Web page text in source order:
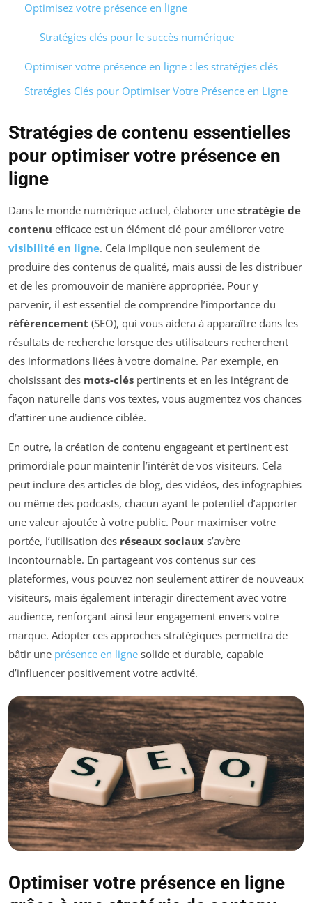
Optimisez votre présence en ligne
Stratégies clés pour le succès numérique
Optimiser votre présence en ligne : les stratégies clés
Stratégies Clés pour Optimiser Votre Présence en Ligne
Stratégies de contenu essentielles
pour optimiser votre présence en
ligne
Dans le monde numérique actuel, élaborer une stratégie de
contenu efficace est un élément clé pour améliorer votre
visibilité en ligne. Cela implique non seulement de
produire des contenus de qualité, mais aussi de les distribuer
et de les promouvoir de manière appropriée. Pour y
parvenir, il est essentiel de comprendre l’importance du
référencement (SEO), qui vous aidera à apparaître dans les
résultats de recherche lorsque des utilisateurs recherchent
des informations liées à votre domaine. Par exemple, en
choisissant des mots-clés pertinents et en les intégrant de
façon naturelle dans vos textes, vous augmentez vos chances
d’attirer une audience ciblée.
En outre, la création de contenu engageant et pertinent est
primordiale pour maintenir l’intérêt de vos visiteurs. Cela
peut inclure des articles de blog, des vidéos, des infographies
ou même des podcasts, chacun ayant le potentiel d’apporter
une valeur ajoutée à votre public. Pour maximiser votre
portée, l’utilisation des réseaux sociaux s’avère
incontournable. En partageant vos contenus sur ces
plateformes, vous pouvez non seulement attirer de nouveaux
visiteurs, mais également interagir directement avec votre
audience, renforçant ainsi leur engagement envers votre
marque. Adopter ces approches stratégiques permettra de
bâtir une présence en ligne solide et durable, capable
d’influencer positivement votre activité.
Optimiser votre présence en ligne